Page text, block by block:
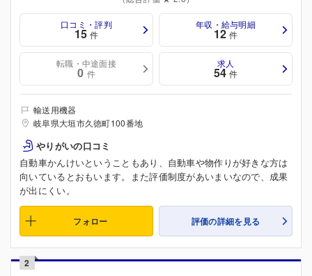
口コミ・評判
15 件
年収・給与明細
12 件
転職・中途面接
0 件
求人
54 件
輸送用機器
岐阜県大垣市久徳町100番地
やりがいの口コミ
自動車かんけいということもあり、自動車や物作りが好きな方は
向いているとおもいます。また評価制度があいまいなので、成果
が出にくい。
フォロー 評価の詳細を見る
2